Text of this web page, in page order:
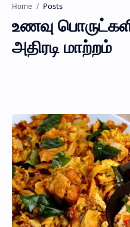
Home Posts
உணவு
அதிரடி மாற்றம்